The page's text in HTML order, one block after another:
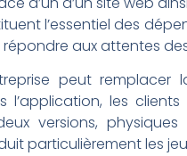
l’essentiel des
aux attentes
peut
l’application, les
versions,
particulièrement les